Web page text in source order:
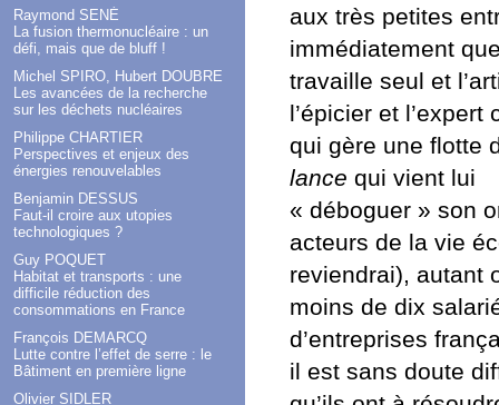
Raymond SENÉ
La fusion thermonucléaire : un
défi, mais que de bluff !
Michel SPIRO, Hubert DOUBRE
Les avancées de la recherche
sur les déchets nucléaires
Philippe CHARTIER
Perspectives et enjeux des
énergies renouvelables
Benjamin DESSUS
Faut-il croire aux utopies
technologiques ?
Guy POQUET
Habitat et transports : une
difficile réduction des
consommations en France
François DEMARCQ
Lutte contre l’effet de serre : le
Bâtiment en première ligne
Olivier SIDLER
aux très petites
immédiatement
travaille seul et
l’épicier et
qui gère une flotte
lance qui vient lui
« déboguer » son
acteurs de la vie
reviendrai), autant
moins de dix
d’entreprises
il est sans doute